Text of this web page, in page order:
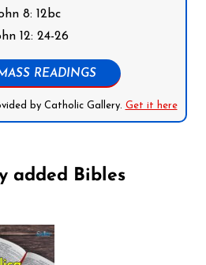
8: 12bc
12: 24-26
READINGS
by Catholic Gallery. Get it here
added Bibles